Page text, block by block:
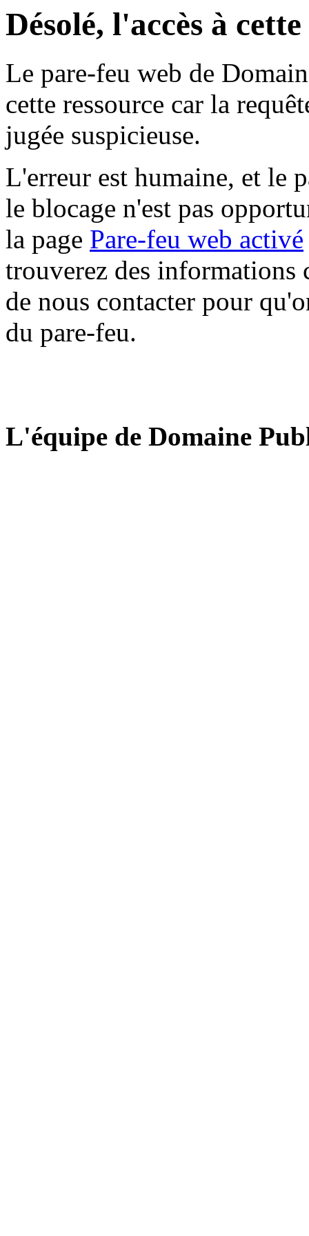
Désolé, l'accès à
Le pare-feu web de
cette ressource car la
jugée suspicieuse.
L'erreur est humaine, et le
le blocage n'est pas
la page Pare-feu web activé
trouverez des informations
de nous contacter pour
du pare-feu.
L'équipe de Domaine